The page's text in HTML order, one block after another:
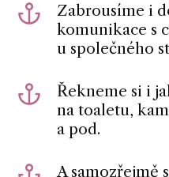
Zabrousíme i
komunikace s
u společného
Řekneme si i
na toaletu,
a pod.
A samozřejmě